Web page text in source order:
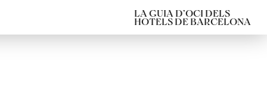
LA GUIA D’OCI DELS
HOTELS DE BARCELONA